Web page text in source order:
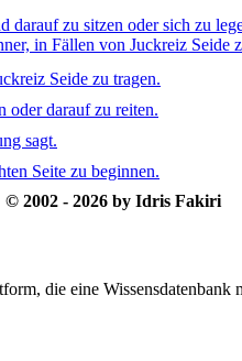
darauf zu sitzen oder sich zu
in Fällen von Juckreiz Seide
Seide zu tragen.
oder darauf zu reiten.
sagt.
Seite zu beginnen.
2002 - 2026 by Idris Fakiri
die eine